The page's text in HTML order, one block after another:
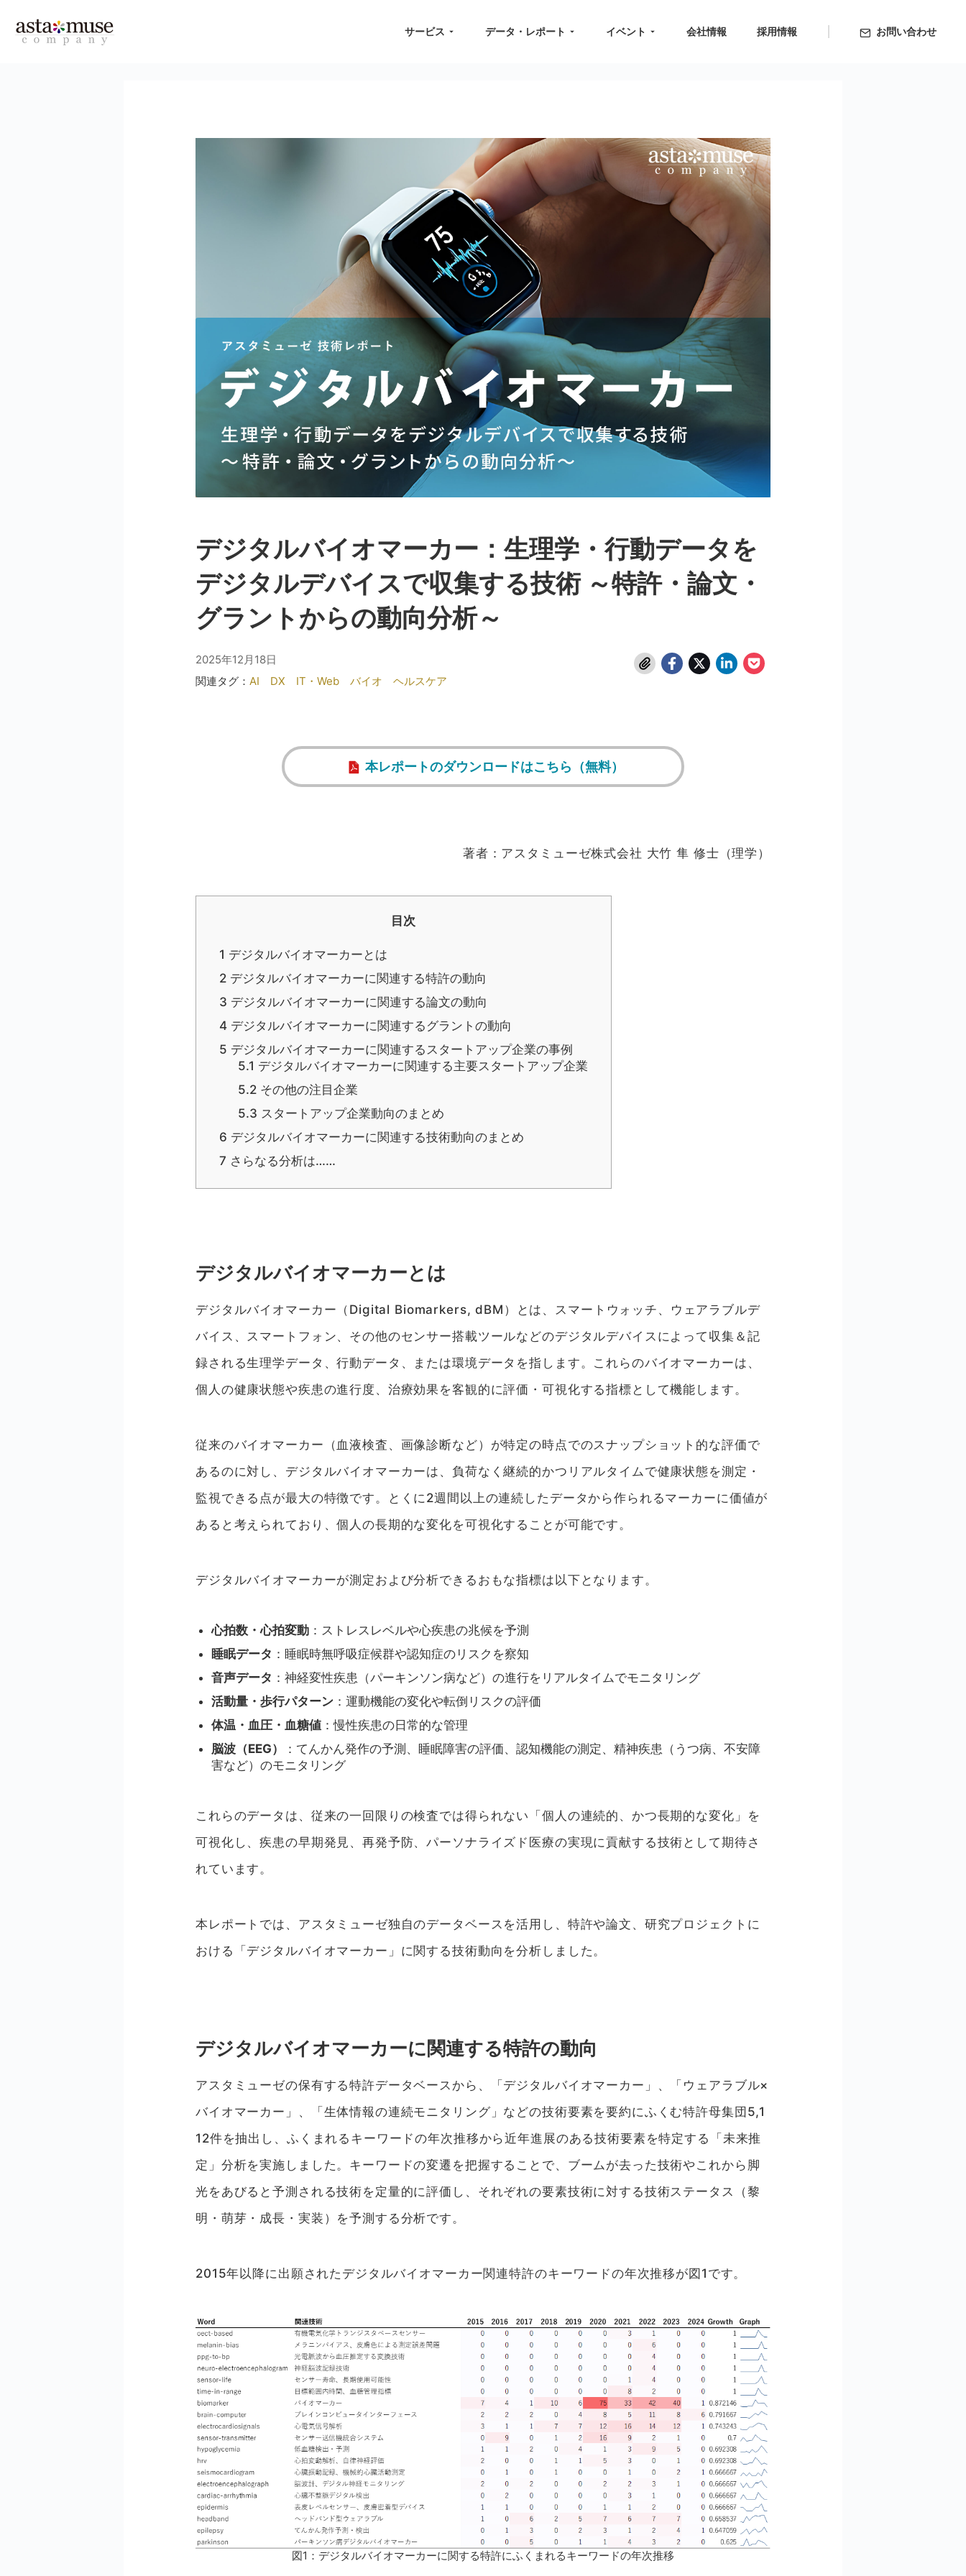
サービス データ・レポート イベント 会社情報 採用情報 お問い合わせ
デジタルバイオマーカー：生理学・行動データを
デジタルデバイスで収集する技術 ～特許・論文・
グラントからの動向分析～
2025年12月18日
関連タグ： AI DX IT・Web バイオ ヘルスケア
本レポートのダウンロードはこちら（無料）
著者：アスタミューゼ株式会社 大竹 隼 修士（理学）
目次
1 デジタルバイオマーカーとは
2 デジタルバイオマーカーに関連する特許の動向
3 デジタルバイオマーカーに関連する論文の動向
4 デジタルバイオマーカーに関連するグラントの動向
5 デジタルバイオマーカーに関連するスタートアップ企業の事例
5.1 デジタルバイオマーカーに関連する主要スタートアップ企業
5.2その他の注目企業
5.3 スタートアップ企業動向のまとめ
6 デジタルバイオマーカーに関連する技術動向のまとめ
7 さらなる分析は……
デジタルバイオマーカーとは
デジタルバイオマーカー（Digital Biomarkers, dBM）とは、スマートウォッチ、ウェアラブルデ
バイス、スマートフォン、その他のセンサー搭載ツールなどのデジタルデバイスによって収集＆記
録される生理学データ、行動データ、または環境データを指します。これらのバイオマーカーは、
個人の健康状態や疾患の進行度、治療効果を客観的に評価・可視化する指標として機能します。
従来のバイオマーカー（血液検査、画像診断など）が特定の時点でのスナップショット的な評価で
あるのに対し、デジタルバイオマーカーは、負荷なく継続的かつリアルタイムで健康状態を測定・
監視できる点が最大の特徴です。とくに2週間以上の連続したデータから作られるマーカーに価値が
あると考えられており、個人の長期的な変化を可視化することが可能です。
デジタルバイオマーカーが測定および分析できるおもな指標は以下となります。
心拍数・心拍変動 ：ストレスレベルや心疾患の兆候を予測
睡眠データ ：睡眠時無呼吸症候群や認知症のリスクを察知
音声データ ：神経変性疾患（パーキンソン病など）の進行をリアルタイムでモニタリング
活動量・歩行パターン ：運動機能の変化や転倒リスクの評価
体温・血圧・血糖値 ：慢性疾患の日常的な管理
脳波（EEG）
：てんかん発作の予測、睡眠障害の評価、認知機能の測定、精神疾患（うつ病、不安障
害など）のモニタリング
これらのデータは、従来の一回限りの検査では得られない「個人の連続的、かつ長期的な変化」を
可視化し、疾患の早期発見、再発予防、パーソナライズド医療の実現に貢献する技術として期待さ
れています。
本レポートでは、アスタミューゼ独自のデータベースを活用し、特許や論文、研究プロジェクトに
おける「デジタルバイオマーカー」に関する技術動向を分析しました。
デジタルバイオマーカーに関連する特許の動向
アスタミューゼの保有する特許データベースから、「デジタルバイオマーカー」、「ウェアラブル×
バイオマーカー」、「生体情報の連続モニタリング」などの技術要素を要約にふくむ特許母集団5,1
12件を抽出し、ふくまれるキーワードの年次推移から近年進展のある技術要素を特定する「未来推
定」分析を実施しました。キーワードの変遷を把握することで、ブームが去った技術やこれから脚
光をあびると予測される技術を定量的に評価し、それぞれの要素技術に対する技術ステータス（黎
明・萌芽・成長・実装）を予測する分析です。
2015年以降に出願されたデジタルバイオマーカー関連特許のキーワードの年次推移が図1です。
図1：デジタルバイオマーカーに関する特許にふくまれるキーワードの年次推移